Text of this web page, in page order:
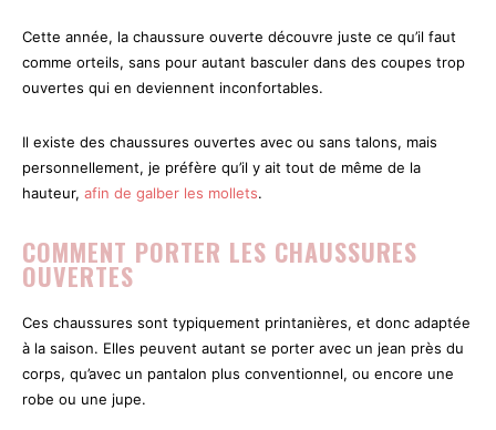
Cette année, la chaussure ouverte découvre juste ce qu’il faut
comme orteils, sans pour autant basculer dans des coupes trop
ouvertes qui en deviennent inconfortables.
Il existe des chaussures ouvertes avec ou sans talons, mais
personnellement, je préfère qu’il y ait tout de même de la
hauteur, afin de galber les mollets.
COMMENT PORTER LES CHAUSSURES
OUVERTES
Ces chaussures sont typiquement printanières, et donc adaptée
à la saison. Elles peuvent autant se porter avec un jean près du
corps, qu’avec un pantalon plus conventionnel, ou encore une
robe ou une jupe.